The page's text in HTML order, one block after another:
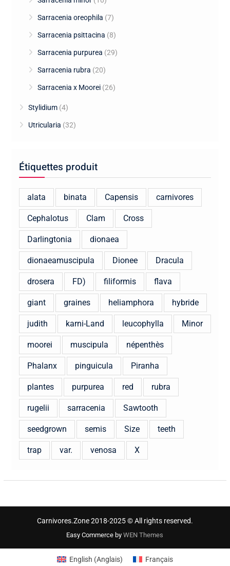
Sarracenia oreophila (7)
Sarracenia psittacina (8)
Sarracenia purpurea (29)
Sarracenia rubra (20)
Sarracenia x Moorei (26)
Stylidium (4)
Utricularia (32)
Étiquettes produit
alata binata Capensis carnivores
Cephalotus Clam Cross
Darlingtonia dionaea
dionaeamuscipula Dionee Dracula
drosera FD) filiformis flava
giant graines heliamphora hybride
judith karni-Land leucophylla Minor
moorei muscipula népenthès
Phalanx pinguicula Piranha
plantes purpurea red rubra
rugelii sarracenia Sawtooth
seedgrown semis Size teeth
trap var. venosa X
Carnivores.Zone 2018-2025 © All rights reserved.
Easy Commerce byWEN Themes
English (Anglais) Français